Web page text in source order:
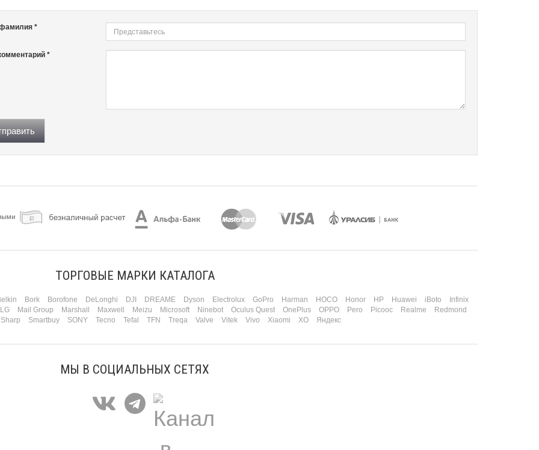
*
*
ТОРГОВЫЕ МАРКИ КАТАЛОГА
Bork Borofone DeLonghi DJI DREAME Dyson Electrolux GoPro Harman HOCO Honor HP Huawei iBoto
Infinix
LG Mail Group Marshall Maxwell Meizu Microsoft Ninebot Oculus Quest OnePlus OPPO Pero Picooc Realme
Redmond
Sharp Smartbuy SONY Tecno Tefal TFN Treqa Valve Vitek Vivo Xiaomi XO Яндекс
МЫ В СОЦИАЛЬНЫХ СЕТЯХ